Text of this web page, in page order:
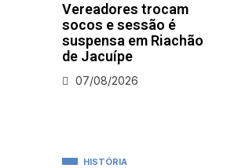
Vereadores trocam
socos e sessão é
suspensa em Riachão
de Jacuípe
07/08/2026
HISTÓRIA